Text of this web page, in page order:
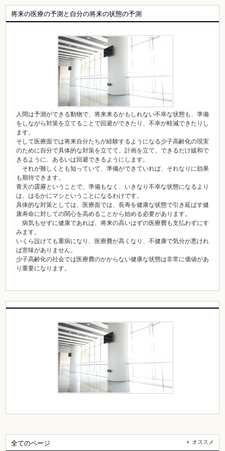
将来の医療の予測と自分の将来の状態の予測
人間は予測ができる動物で、将来来るかもしれない不幸な状態も、準備
をしながら対策を立てることで回避ができたり、不幸が軽減できたりし
ます。
そして医療面では将来自分たちが経験するようになる少子高齢化の現実
のために自分で具体的な対策を立てて、計画を立て、できるだけ緩和で
きるように、あるいは回避できるようにします。
それが難しくとも知っていて、準備ができていれば、それなりに効果
も期待できます。
青天の霹靂ということで、準備もなく、いきなり不幸な状態になるより
は、はるかにマシということになるわけです。
具体的な対策としては、医療面では、長寿を健康な状態で引き延ばす健
康寿命に対しての関心を高めることから始める必要があります。
病気もせずに健康であれば、将来の高いはずの医療費も支払わずにす
みます。
いくら設けても重病になり、医療費が高くなり、不健康で気分が悪けれ
ば意味がありません。
少子高齢化の社会では医療費のかからない健康な状態は非常に価値があ
り重要になります。
全てのページ オススメ